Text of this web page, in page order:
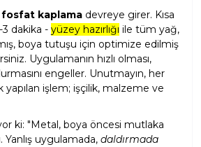
kaplama devreye girer. Kısa
3 dakika - yüzey hazırlığı ile tüm yağ,
boya tutuşu için optimize edilmiş
Uygulamanın hızlı olması,
engeller. Unutmayın, her
işlem; işçilik, malzeme ve
ki: "Metal, boya öncesi mutlaka
Yanlış uygulamada, daldırmada